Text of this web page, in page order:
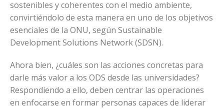
sostenibles y coherentes con el medio ambiente,
convirtiéndolo de esta manera en uno de los objetivos
esenciales de la ONU, según Sustainable
Development Solutions Network (SDSN).
Ahora bien, ¿cuáles son las acciones concretas para
darle más valor a los ODS desde las universidades?
Respondiendo a ello, deben centrar las operaciones
en enfocarse en formar personas capaces de liderar